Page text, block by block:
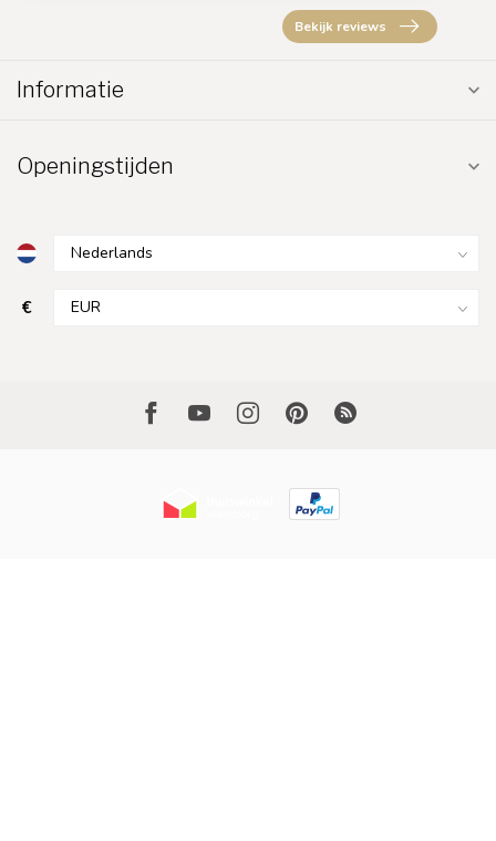
Bekijk reviews
Informatie
Openingstijden
€